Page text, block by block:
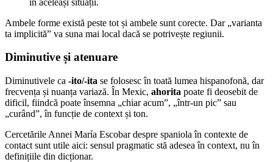
Ambele forme există peste tot și ambele sunt corecte. Dar „varianta
ta implicită” va suna mai local dacă se potrivește regiunii.
Diminutive și atenuare
Diminutivele ca -ito/-ita se folosesc în toată lumea hispanofonă, dar
frecvența și nuanța variază. În Mexic, ahorita poate fi deosebit de
dificil, fiindcă poate însemna „chiar acum”, „într-un pic” sau
„curând”, în funcție de context și ton.
Cercetările Annei María Escobar despre spaniola în contexte de
contact sunt utile aici: sensul pragmatic stă adesea în context, nu în
definițiile din dicționar.